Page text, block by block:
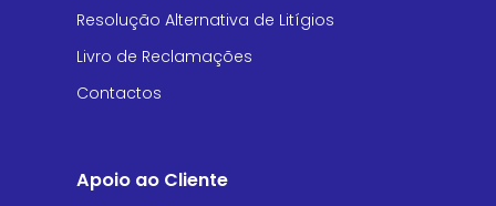
Resolução Alternativa de Litígios
Livro de Reclamações
Contactos
Apoio ao Cliente